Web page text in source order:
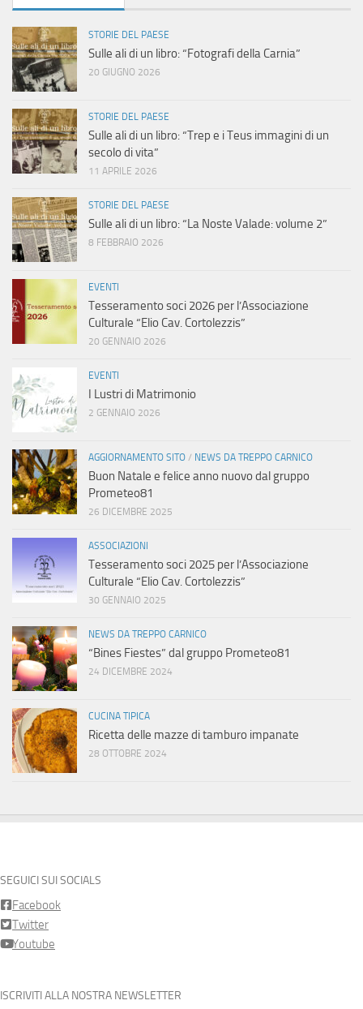
STORIE DEL PAESE
Sulle ali di un libro: “Fotografi della Carnia”
20 GIUGNO 2026
STORIE DEL PAESE
Sulle ali di un libro: “Trep e i Teus immagini di un
secolo di vita”
11 APRILE 2026
STORIE DEL PAESE
Sulle ali di un libro: “La Noste Valade: volume 2”
8 FEBBRAIO 2026
EVENTI
Tesseramento soci 2026 per l’Associazione
Culturale “Elio Cav. Cortolezzis”
20 GENNAIO 2026
EVENTI
I Lustri di Matrimonio
2 GENNAIO 2026
AGGIORNAMENTO SITO / NEWS DA TREPPO CARNICO
Buon Natale e felice anno nuovo dal gruppo
Prometeo81
26 DICEMBRE 2025
ASSOCIAZIONI
Tesseramento soci 2025 per l’Associazione
Culturale “Elio Cav. Cortolezzis”
30 GENNAIO 2025
NEWS DA TREPPO CARNICO
“Bines Fiestes” dal gruppo Prometeo81
24 DICEMBRE 2024
CUCINA TIPICA
Ricetta delle mazze di tamburo impanate
28 OTTOBRE 2024
SEGUICI SUI SOCIALS
Facebook
Twitter
Youtube
ISCRIVITI ALLA NOSTRA NEWSLETTER